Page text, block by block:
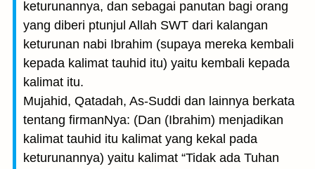
keturunannya, dan sebagai panutan bagi orang
yang diberi ptunjul Allah SWT dari kalangan
keturunan nabi Ibrahim (supaya mereka kembali
kepada kalimat tauhid itu) yaitu kembali kepada
kalimat itu.
Mujahid, Qatadah, As-Suddi dan lainnya berkata
tentang firmanNya: (Dan (Ibrahim) menjadikan
kalimat tauhid itu kalimat yang kekal pada
keturunannya) yaitu kalimat “Tidak ada Tuhan